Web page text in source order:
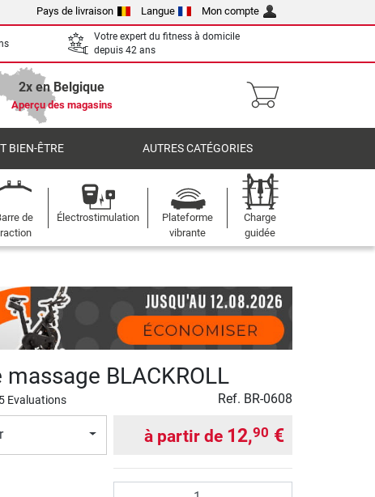
Pays de livraison Langue Mon compte
Votre expert du fitness à domicile
depuis 42 ans
2x en Belgique
Aperçu des magasins
BIEN-ÊTRE AUTRES CATÉGORIES
de
Électrostimulation
Plateforme
vibrante
Charge
guidée
massage BLACKROLL
5 Evaluations Ref. BR-0608
à partir de 12,90 €